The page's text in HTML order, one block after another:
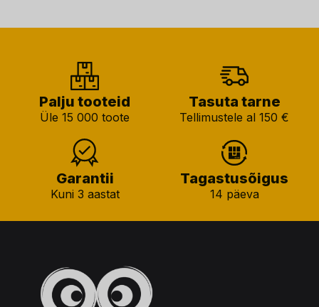
Palju tooteid
Üle 15 000 toote
Tasuta tarne
Tellimustele al 150 €
Garantii
Kuni 3 aastat
Tagastusõigus
14 päeva